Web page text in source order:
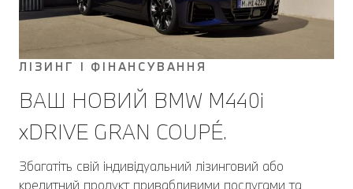
ЛІЗИНГ І ФІНАНСУВАННЯ
ВАШ НОВИЙ BMW M440i
xDRIVE GRAN COUPÉ.
Збагатіть свій індивідуальний лізинговий або
кредитний продукт привабливими послугами та